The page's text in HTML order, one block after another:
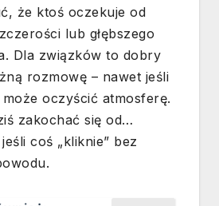
że ktoś oczekuje od
lub głębszego
Dla związków to dobry
rozmowę – nawet jeśli
oczyścić atmosferę.
zakochać się od…
coś „kliknie” bez